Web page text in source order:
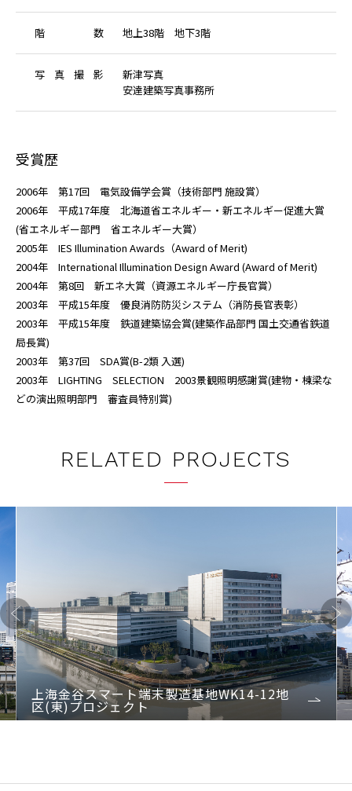
階 数 地上38階 地下3階
写 真 撮 影
新津写真
安達建築写真事務所
受賞歴
2006年 第17回 電気設備学会賞（技術部門 施設賞）
2006年 平成17年度 北海道省エネルギー・新エネルギー促進大賞
(省エネルギー部門 省エネルギー大賞）
2005年 IES Illumination Awards（Award of Merit)
2004年 International Illumination Design Award (Award of Merit)
2004年 第8回 新エネ大賞（資源エネルギー庁長官賞）
2003年 平成15年度 優良消防防災システム（消防長官表彰）
2003年 平成15年度 鉄道建築協会賞(建築作品部門 国土交通省鉄道
局長賞)
2003年 第37回 SDA賞(B-2類 入選)
2003年 LIGHTING SELECTION 2003景観照明感謝賞(建物・棟梁な
どの演出照明部門 審査員特別賞)
RELATED PROJECTS
Previo
us
上海金谷スマート端末製造基地WK14-12地
区(東)プロジェクト
Next